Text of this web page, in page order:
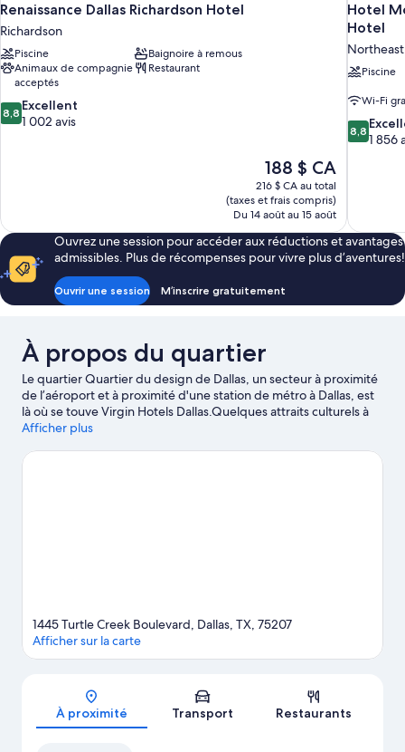
Renaissance Dallas Richardson Hotel
Richardson
Piscine
Baignoire à remous
Animaux de compagnie
acceptés
Restaurant
8.8
sur
8,8 Excellent
1 002 avis
Le
prix
est
de
188 $ CA
188 $ CA
216 $ CA au total
(taxes et frais compris)
Du 14 août au 15 août
Hotel
Hotel
Northeast
Piscine
Wi-Fi
8.8
sur
8,8
1 856
Ouvrez une session pour accéder aux réductions et avantages
admissibles. Plus de récompenses pour vivre plus d’aventures!
Ouvrir une session M’inscrire gratuitement
À propos du quartier
Le quartier Quartier du design de Dallas, un secteur à proximité
de l’aéroport et à proximité d'une station de métro à Dallas, est
là où se touve Virgin Hotels Dallas.Quelques attraits culturels à
ne pas rater : Morton H. Meyerson Symphony Center et Cotton
endroits suivants : Dallas Market Center et Northpark Center.
Afficher plus
Carte
1445 Turtle Creek Boulevard, Dallas, TX, 75207
Afficher sur la carte
À proximité Transport Restaurants